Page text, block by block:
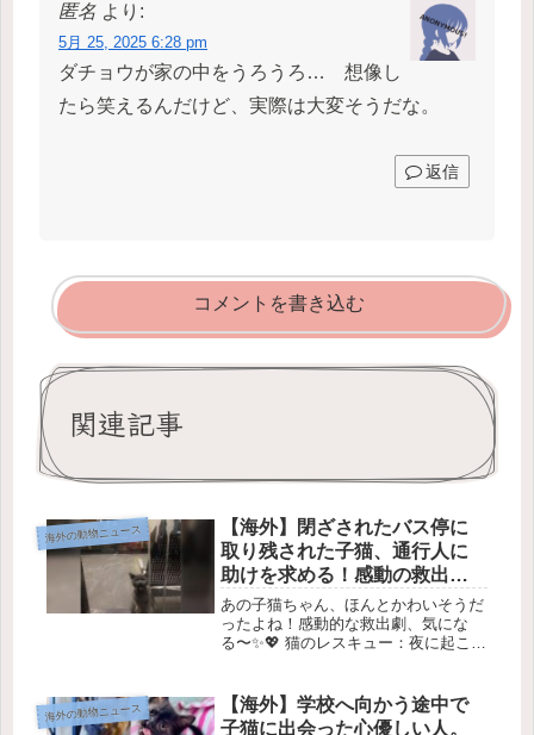
匿名 より:
5月 25, 2025 6:28 pm
ダチョウが家の中をうろうろ… 想像し
たら笑えるんだけど、実際は大変そうだな。
返信
コメントを書き込む
関連記事
海外の動物ニュース
【海外】閉ざされたバス停に
取り残された子猫、通行人に
助けを求める！感動の救出劇
とは？
あの子猫ちゃん、ほんとかわいそうだ
ったよね！感動的な救出劇、気にな
る〜✨💖 猫のレスキュー：夜に起こっ
ムさんのスマホがバイブ音を立てまし
た。多くの猫たちを救っている彼女に
海外の動物ニュース
【海外】学校へ向かう途中で
子猫に出会った心優しい人。